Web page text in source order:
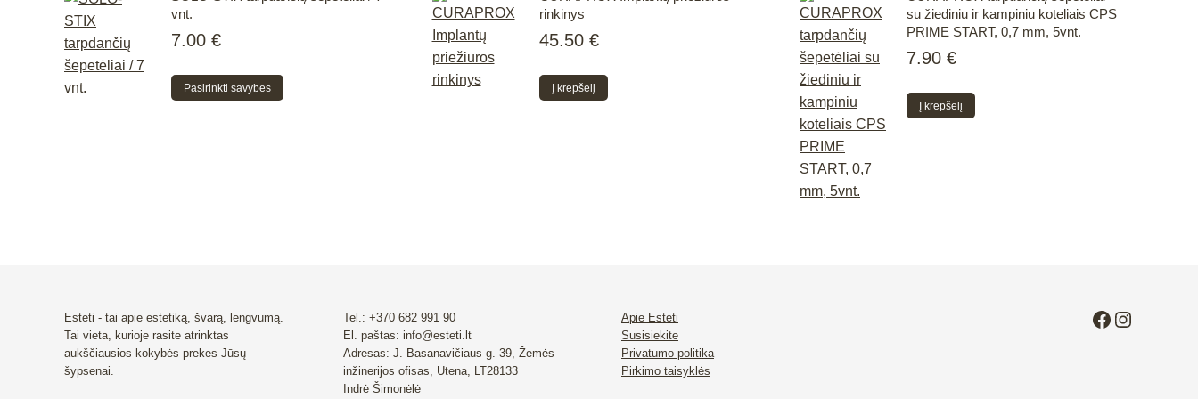
vnt.
7.00 €
Pasirinkti savybes
rinkinys
45.50 €
Į krepšelį
su žiediniu ir kampiniu koteliais CPS
PRIME START, 0,7 mm, 5vnt.
7.90 €
Į krepšelį
Esteti - tai apie estetiką, švarą, lengvumą.
Tai vieta, kurioje rasite atrinktas
aukščiausios kokybės prekes Jūsų
šypsenai.
Tel.: +370 682 991 90
El. paštas: info@esteti.lt
Adresas: J. Basanavičiaus g. 39, Žemės
inžinerijos ofisas, Utena, LT28133
Indrė Šimonėlė
Apie Esteti
Susisiekite
Privatumo politika
Pirkimo taisyklės
Facebook